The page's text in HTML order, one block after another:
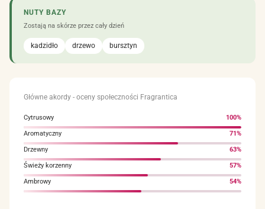
NUTY BAZY
Zostają na skórze przez cały dzień
kadzidło drzewo bursztyn
Główne akordy - oceny społeczności Fragrantica
Cytrusowy 100%
Aromatyczny 71%
Drzewny 63%
Świeży korzenny 57%
Ambrowy 54%